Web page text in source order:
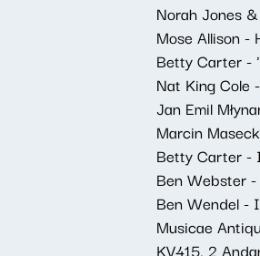
Norah Jones
Mose Allison -
Betty Carter -
Nat King Cole
Jan Emil
Marcin
Betty Carter -
Ben Webster
Ben Wendel -
Musicae
KV415, 2